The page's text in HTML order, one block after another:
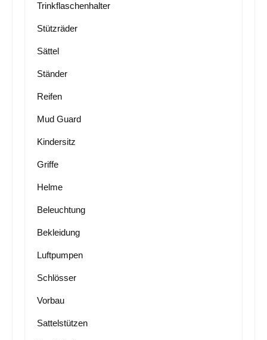
Trinkflaschenhalter
Stützräder
Sättel
Ständer
Reifen
Mud Guard
Kindersitz
Griffe
Helme
Beleuchtung
Bekleidung
Luftpumpen
Schlösser
Vorbau
Sattelstützen